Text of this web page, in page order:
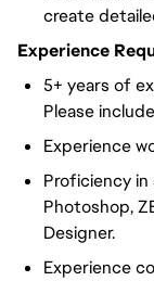
create
Experience
5+ years of
Please
Experience
Proficiency in
Photoshop,
Designer.
Experience